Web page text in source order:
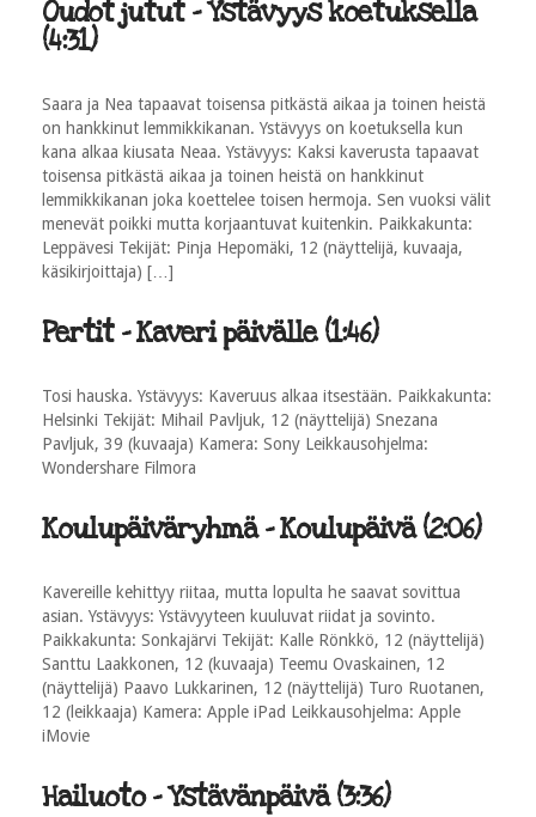
Oudot jutut - Ystävyys koetuksella
(4:31)
Saara ja Nea tapaavat toisensa pitkästä aikaa ja toinen heistä
on hankkinut lemmikkikanan. Ystävyys on koetuksella kun
kana alkaa kiusata Neaa. Ystävyys: Kaksi kaverusta tapaavat
toisensa pitkästä aikaa ja toinen heistä on hankkinut
lemmikkikanan joka koettelee toisen hermoja. Sen vuoksi välit
menevät poikki mutta korjaantuvat kuitenkin. Paikkakunta:
Leppävesi Tekijät: Pinja Hepomäki, 12 (näyttelijä, kuvaaja,
käsikirjoittaja) […]
Pertit - Kaveri päivälle (1:46)
Tosi hauska. Ystävyys: Kaveruus alkaa itsestään. Paikkakunta:
Helsinki Tekijät: Mihail Pavljuk, 12 (näyttelijä) Snezana
Pavljuk, 39 (kuvaaja) Kamera: Sony Leikkausohjelma:
Wondershare Filmora
Koulupäiväryhmä - Koulupäivä (2:06)
Kavereille kehittyy riitaa, mutta lopulta he saavat sovittua
asian. Ystävyys: Ystävyyteen kuuluvat riidat ja sovinto.
Paikkakunta: Sonkajärvi Tekijät: Kalle Rönkkö, 12 (näyttelijä)
Santtu Laakkonen, 12 (kuvaaja) Teemu Ovaskainen, 12
(näyttelijä) Paavo Lukkarinen, 12 (näyttelijä) Turo Ruotanen,
12 (leikkaaja) Kamera: Apple iPad Leikkausohjelma: Apple
iMovie
Hailuoto - Ystävänpäivä (3:36)